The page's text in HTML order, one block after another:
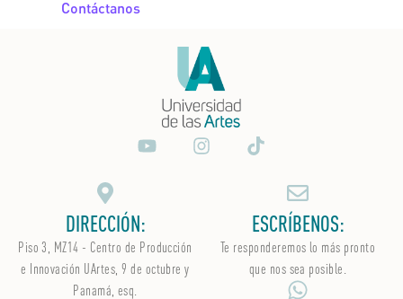
Contáctanos
DIRECCIÓN:
Piso 3, MZ14 - Centro de Producción
e Innovación UArtes, 9 de octubre y
Panamá, esq.
ESCRÍBENOS:
Te responderemos lo más pronto
que nos sea posible.